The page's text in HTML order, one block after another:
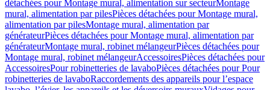
détachées pour Montage mural, alimentation sur secteurMontage
mural, alimentation par pilesPièces détachées pour Montage mural,
alimentation par pilesMontage mural, alimentation par
générateurPièces détachées pour Montage mural, alimentation par
générateurMontage mural, robinet mélangeurPièces détachées pour
Montage mural, robinet mélangeurAccessoiresPièces détachées pour
AccessoiresPour robinetteries de lavaboPièces détachées pour Pour
robinetteries de lavaboRaccordements des appareils pour l’espace